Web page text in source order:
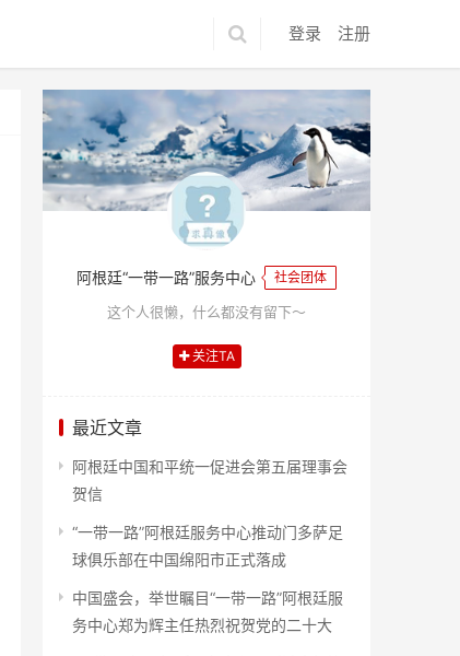
登录 注册
阿根廷“一带一路”服务中心 社会团体
这个人很懒，什么都没有留下～
关注TA
最近文章
阿根廷中国和平统一促进会第五届理事会
贺信
“一带一路”阿根廷服务中心推动门多萨足
球俱乐部在中国绵阳市正式落成
中国盛会，举世瞩目“一带一路”阿根廷服
务中心郑为辉主任热烈祝贺党的二十大